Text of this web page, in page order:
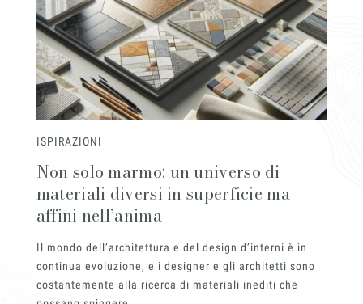
ISPIRAZIONI
Non solo marmo: un universo di
materiali diversi in superficie ma
affini nell’anima
Il mondo dell’architettura e del design d’interni è in
continua evoluzione, e i designer e gli architetti sono
costantemente alla ricerca di materiali inediti che